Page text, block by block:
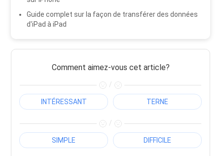
Guide complet sur la façon de transférer des données
d'iPad à iPad
Comment aimez-vous cet article?
/
INTÉRESSANT TERNE
/
SIMPLE DIFFICILE